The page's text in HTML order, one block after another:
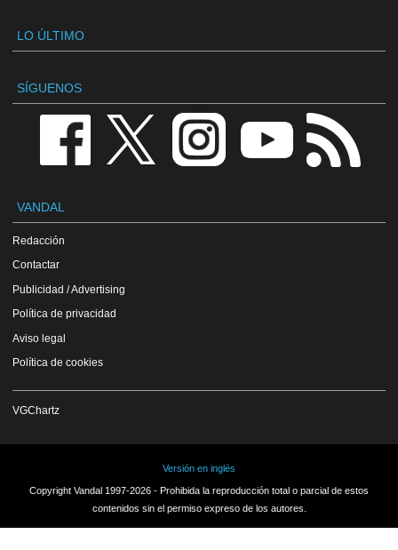
LO ÚLTIMO
SÍGUENOS
VANDAL
Redacción
Contactar
Publicidad / Advertising
Política de privacidad
Aviso legal
Política de cookies
VGChartz
Versión en inglés
Copyright Vandal 1997-2026 - Prohibida la reproducción total o parcial de estos
contenidos sin el permiso expreso de los autores.